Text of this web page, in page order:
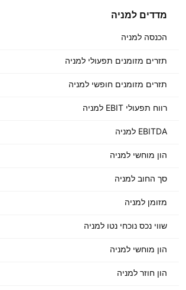
מדדים למניה
הכנסה למניה
תזרים מזומנים תפעולי למניה
תזרים מזומנים חופשי למניה
רווח תפעולי EBIT למניה
EBITDA למניה
הון מוחשי למניה
סך החוב למניה
מזומן למניה
שווי נכס נוכחי נטו למניה
הון מוחשי למניה
הון חוזר למניה